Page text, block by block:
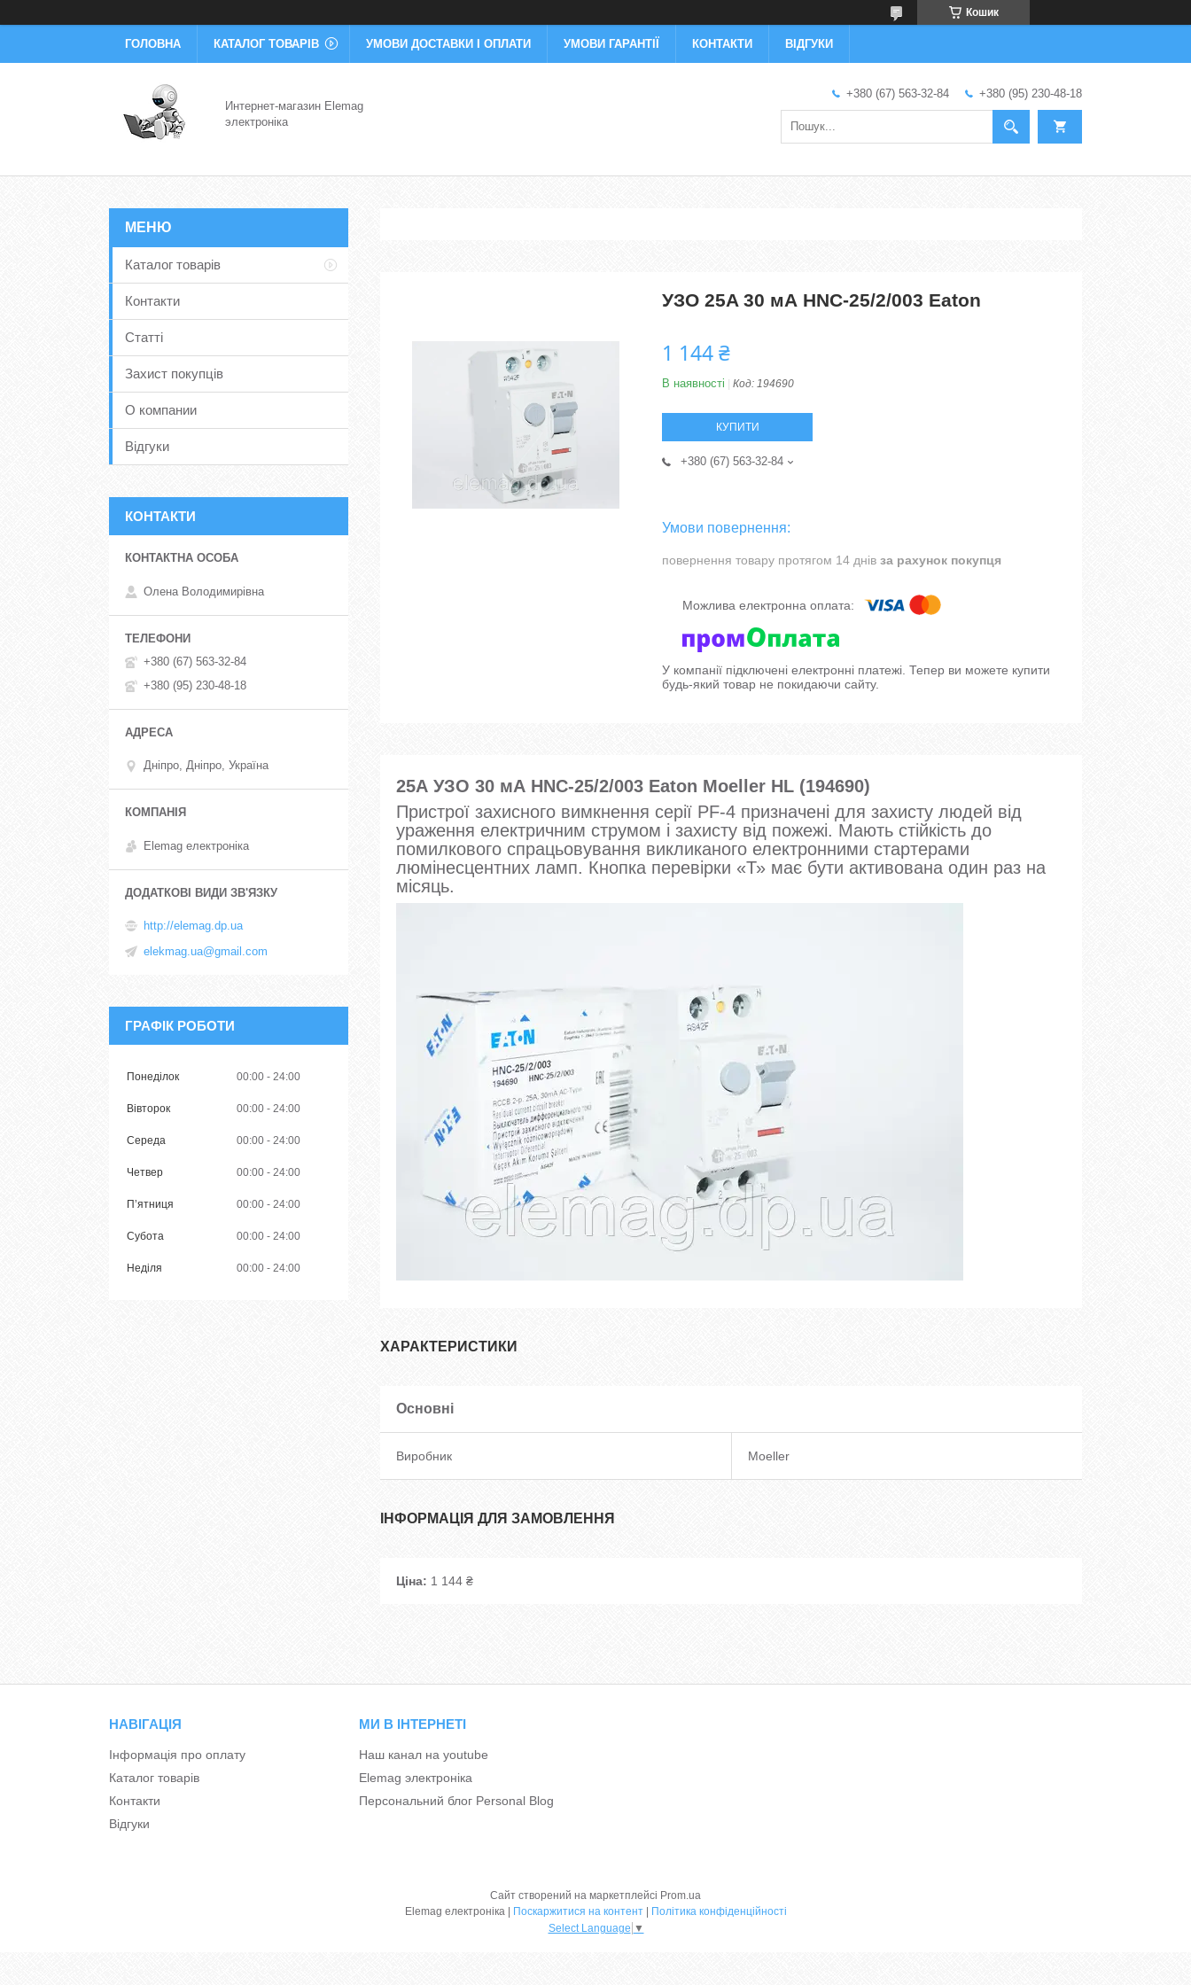
Кошик
ГОЛОВНА КАТАЛОГ ТОВАРІВ УМОВИ ДОСТАВКИ І ОПЛАТИ УМОВИ ГАРАНТІЇ КОНТАКТИ ВІДГУКИ
Интернет-магазин Elemag
электроніка
+380 (67) 563-32-84 +380 (95) 230-48-18
УЗО 25A 30 мА HNC-25/2/003 Eaton
1 144 ₴
В наявності Код: 194690
КУПИТИ
+380 (67) 563-32-84
повернення товару протягом 14 днів за рахунок покупця
У компанії підключені електронні платежі. Тепер ви можете купити
будь-який товар не покидаючи сайту.
25А УЗО 30 мА HNC-25/2/003 Eaton Moeller HL (194690)
Пристрої захисного вимкнення серії PF-4 призначені для захисту людей від
ураження електричним струмом і захисту від пожежі. Мають стійкість до
помилкового спрацьовування викликаного електронними стартерами
люмінесцентних ламп. Кнопка перевірки «Т» має бути активована один раз на
місяць.
ХАРАКТЕРИСТИКИ
Основні
Виробник Moeller
ІНФОРМАЦІЯ ДЛЯ ЗАМОВЛЕННЯ
Ціна: 1 144 ₴
Каталог товарів
Контакти
Статті
Захист покупців
О компании
Відгуки
КОНТАКТИ
Олена Володимирівна
+380 (67) 563-32-84
+380 (95) 230-48-18
Дніпро, Дніпро, Україна
Elemag електроніка
http://elemag.dp.ua
elekmag.ua@gmail.com
ГРАФІК РОБОТИ
Понеділок 00:00 24:00
Вівторок 00:00 24:00
Середа 00:00 24:00
Четвер 00:00 24:00
Пʼятниця 00:00 24:00
Субота 00:00 24:00
Неділя 00:00 24:00
НАВІГАЦІЯ
Інформація про оплату
Каталог товарів
Контакти
Відгуки
МИ В ІНТЕРНЕТІ
Наш канал на youtube
Elemag электроніка
Персональний блог Personal Blog
Сайт створений на маркетплейсі Prom.ua
Поскаржитися на контент
Політика конфіденційності
Select Language ▼